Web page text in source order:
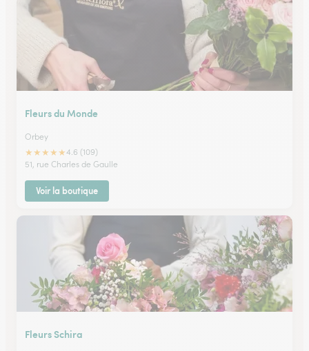
Fleurs du Monde
Orbey
★★★★★4.6 (109)
51, rue Charles de Gaulle
Voir la boutique
Fleurs Schira